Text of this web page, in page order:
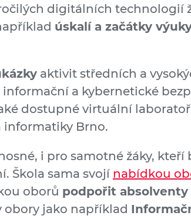
digitálních technologií
úskalí a začátky
aktivit středních a
informační a kybernetické
dostupné virtuální
informatiky Brno.
i pro samotné žáky, kteří
Škola sama svojí nabídkou
oborů podpořit
obory jako například